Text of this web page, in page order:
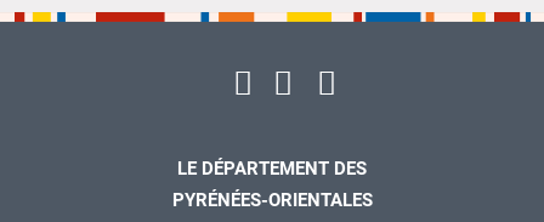
LE DÉPARTEMENT DES
PYRÉNÉES-ORIENTALES